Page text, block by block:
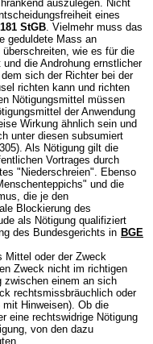
auszulegen. Nicht
eines
StGB. Vielmehr muss das
geduldete Mass an
wie es für die
die Androhung ernstlicher
sich der Richter bei der
richten kann und richten
Nötigungsmittel müssen
der Anwendung
Wirkung ähnlich sein und
unter diesen subsumiert
Als Nötigung gilt die
Vortrages durch
"Niederschreien". Ebenso
und die
die je den
Blockierung des
als Nötigung qualifiziert
des Bundesgerichts in BGE
Mittel oder der Zweck
Zweck nicht im richtigen
zwischen einem an sich
rechtsmissbräuchlich oder
mit Hinweisen). Ob die
eine rechtswidrige Nötigung
von den dazu